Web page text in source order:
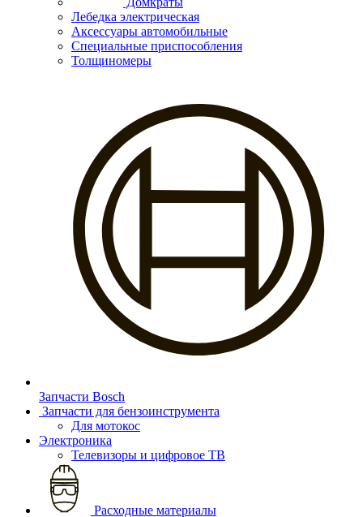
Лебедка электрическая
Аксессуары автомобильные
Специальные приспособления
Толщиномеры
Запчасти Bosch
Запчасти для бензоинструмента
Для мотокос
Электроника
Телевизоры и цифровое ТВ
Расходные материалы